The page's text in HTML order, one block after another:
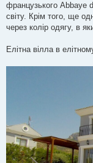
французького Abbaye
світу. Крім того, ще
через колір одягу, в
Елітна вілла в